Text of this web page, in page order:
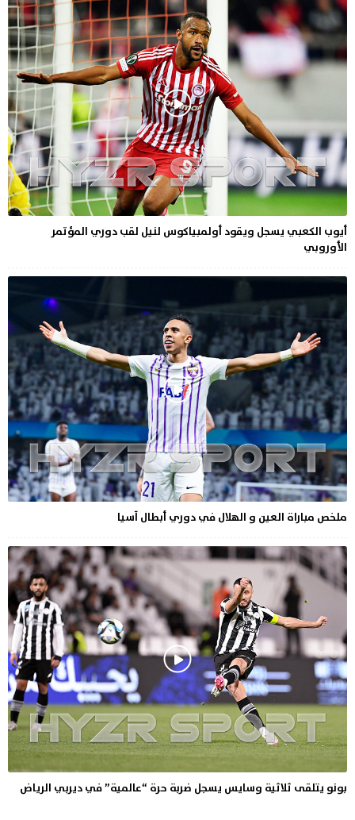
أيوب الكعبي يسجل ويقود أولمبياكوس لنيل لقب دوري المؤتمر
الأوروبي
ملخص مباراة العين و الهلال في دوري أبطال آسيا
بونو يتلقى ثلاثية وسايس يسجل ضربة حرة “عالمية” في ديربي الرياض